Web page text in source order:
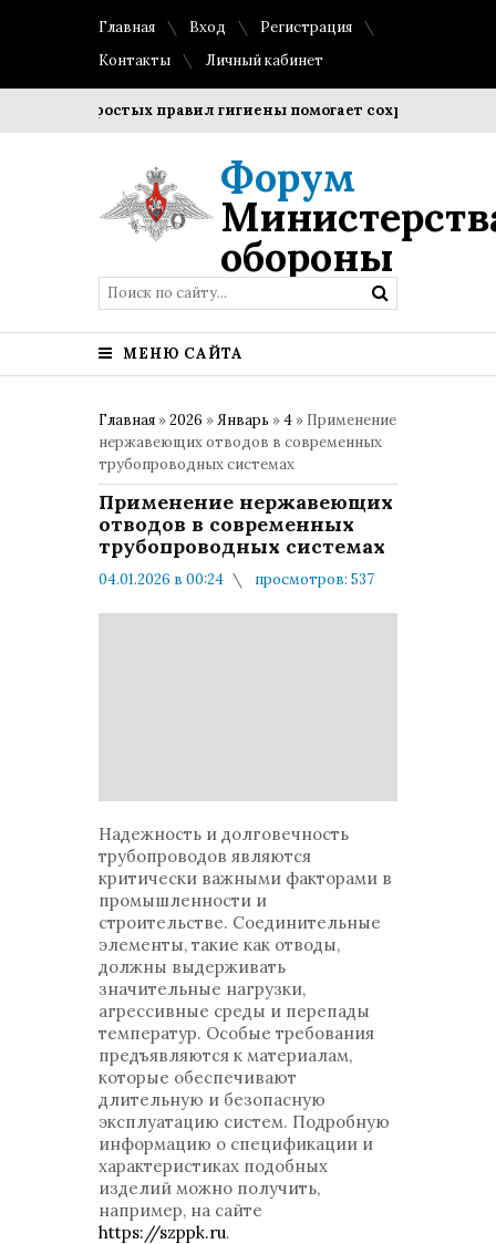
Главная Вход
Регистрация
Контакты
Личный кабинет
простых правил гигиены помогает сохранить
Форум
обороны
МЕНЮ САЙТА
Главная »2026 »Январь »4 » Применение
нержавеющих отводов в современных
трубопроводных системах
Применение нержавеющих
отводов в современных
трубопроводных системах
04.01.2026 в 00:24
просмотров: 537
Надежность и долговечность
трубопроводов являются
критически важными факторами в
промышленности и
строительстве. Соединительные
элементы, такие как отводы,
должны выдерживать
значительные нагрузки,
агрессивные среды и перепады
температур. Особые требования
предъявляются к материалам,
которые обеспечивают
длительную и безопасную
эксплуатацию систем. Подробную
информацию о спецификации и
характеристиках подобных
изделий можно получить,
например, на сайте
https://szppk.ru.